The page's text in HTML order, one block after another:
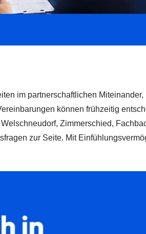
im partnerschaftlichen Miteinander,
können frühzeitig
Zimmerschied,
zur Seite. Mit